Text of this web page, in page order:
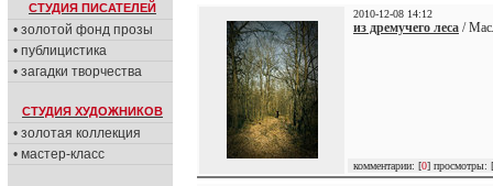
СТУДИЯ ПИСАТЕЛЕЙ
• золотой фонд прозы
• публицистика
• загадки творчества
СТУДИЯ ХУДОЖНИКОВ
• золотая коллекция
• мастер-класс
2010-12-08 14:12
из дремучего леса /
комментарии: [0] просмотры: [